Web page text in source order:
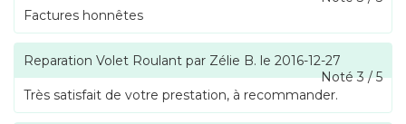
Factures honnêtes
Reparation Volet Roulant par Zélie B. le 2016-12-27
Noté3/5
Très satisfait de votre prestation, à recommander.